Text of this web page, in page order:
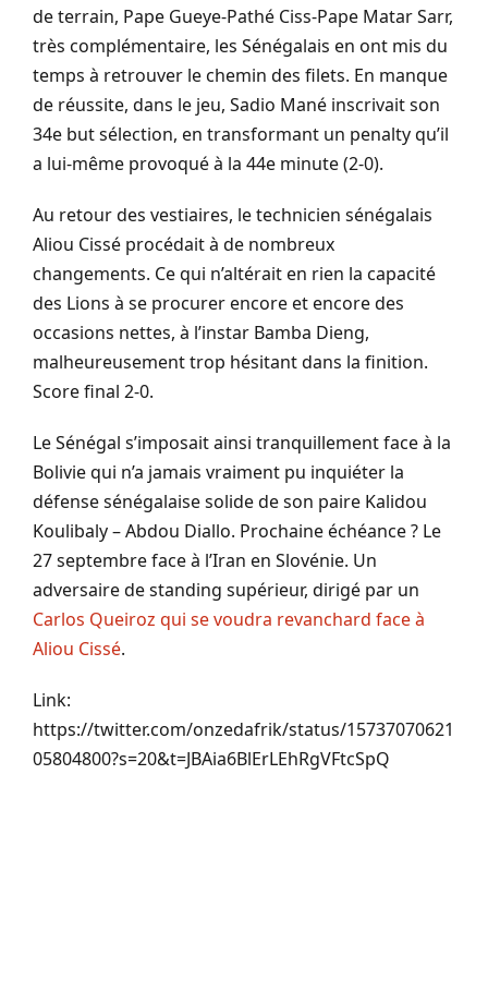
de terrain, Pape Gueye-Pathé Ciss-Pape Matar Sarr,
très complémentaire, les Sénégalais en ont mis du
temps à retrouver le chemin des filets. En manque
de réussite, dans le jeu, Sadio Mané inscrivait son
34e but sélection, en transformant un penalty qu’il
a lui-même provoqué à la 44e minute (2-0).
Au retour des vestiaires, le technicien sénégalais
Aliou Cissé procédait à de nombreux
changements. Ce qui n’altérait en rien la capacité
des Lions à se procurer encore et encore des
occasions nettes, à l’instar Bamba Dieng,
malheureusement trop hésitant dans la finition.
Score final 2-0.
Le Sénégal s’imposait ainsi tranquillement face à la
Bolivie qui n’a jamais vraiment pu inquiéter la
défense sénégalaise solide de son paire Kalidou
Koulibaly – Abdou Diallo. Prochaine échéance ? Le
27 septembre face à l’Iran en Slovénie. Un
adversaire de standing supérieur, dirigé par un
Carlos Queiroz qui se voudra revanchard face à
Aliou Cissé.
Link:
https://twitter.com/onzedafrik/status/15737070621
05804800?s=20&t=JBAia6BlErLEhRgVFtcSpQ